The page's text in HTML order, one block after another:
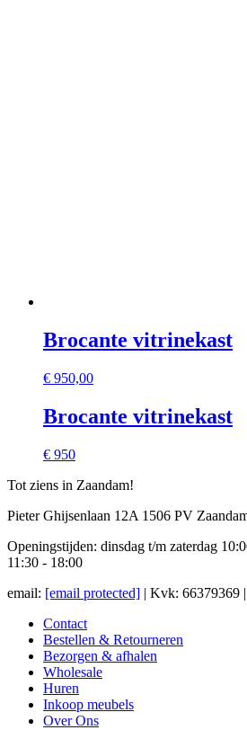
Brocante vitrinekast
€ 950,00
Brocante vitrinekast
€ 950
Tot ziens in Zaandam!
Pieter Ghijsenlaan 12A 1506 PV
Openingstijden: dinsdag t/m zaterdag
11:30 - 18:00
email: [email protected] | Kvk: 66379369
Contact
Bestellen & Retourneren
Bezorgen & afhalen
Wholesale
Huren
Inkoop meubels
Over Ons